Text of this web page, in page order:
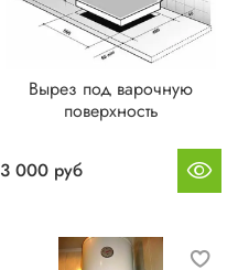
Вырез под варочную
поверхность
3 000 руб